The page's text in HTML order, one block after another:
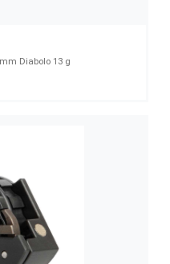
Diabolo 13 g